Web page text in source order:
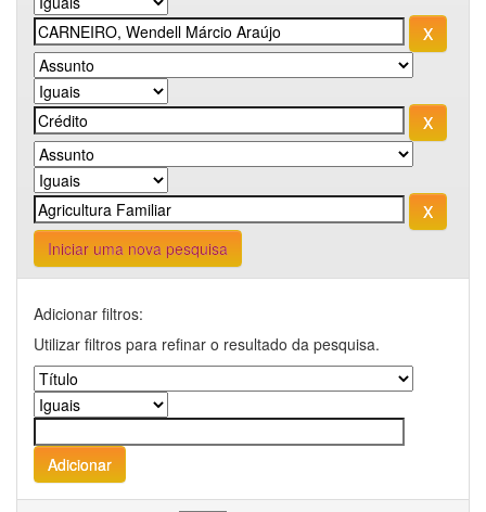
Iniciar uma nova pesquisa
Adicionar filtros:
Utilizar filtros para refinar o resultado da pesquisa.